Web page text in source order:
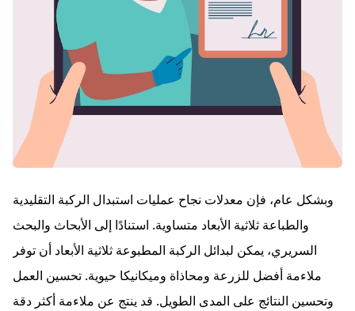
وبشكل عام، فإن معدلات نجاح عمليات استبدال الركبة التقليدية
والطباعة ثلاثية الأبعاد متساوية. استنادًا إلى الأبحاث والبحث
السريري، يمكن لبدائل الركبة المطبوعة ثلاثية الأبعاد أن توفر
ملاءمة أفضل للزرعة ومحاذاة وميكانيكا حيوية. تحسين العمل
وتحسين النتائج على المدى الطويل. قد ينتج عن ملاءمة أكثر دقة